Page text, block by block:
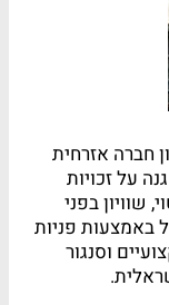
חברה אזרחית
לקידום ולהגנה על זכויות
שוויון בפני
באמצעות פניות
וסנגור